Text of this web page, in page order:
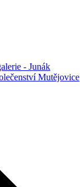
- Junák
Mutějovice